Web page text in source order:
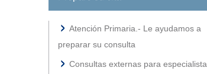
Atención Primaria.- Le ayudamos a
preparar su consulta
Consultas externas para especialista